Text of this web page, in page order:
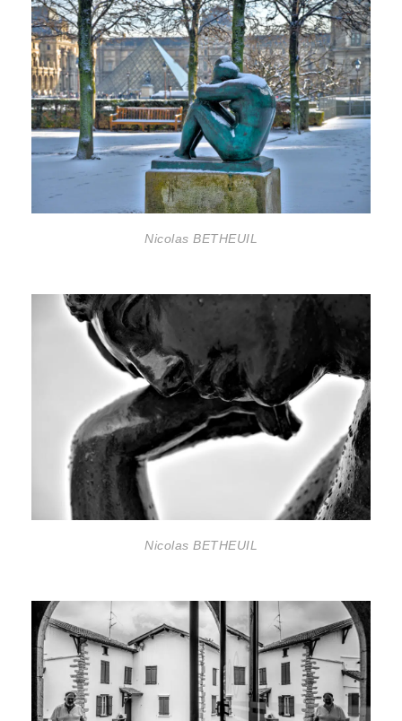
Nicolas BETHEUIL
Nicolas BETHEUIL